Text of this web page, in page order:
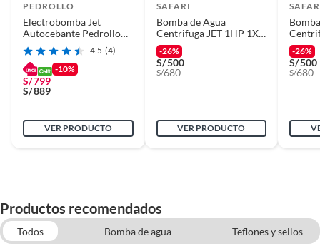
PEDROLLO
Electrobomba Jet
Autocebante Pedrollo
JSWM 2C 1 HP 70 L/min
4.5 (4)
-10%
S/799
S/889
VER PRODUCTO
SAFARI
Bomba de Agua
Centrifuga JET 1HP 1X1
Safari JSW10M
-26%
S/500
S/680
VER PRODUCTO
Safari
-26%
S/500
S/680
Productos recomendados
Todos Bomba de agua
Teflones y sellos